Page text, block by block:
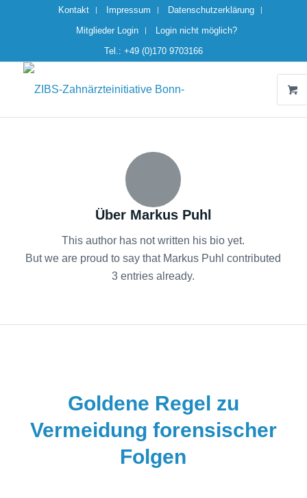
Kontakt Impressum
Datenschutzerklärung
Mitglieder Login
Login nicht möglich?
Tel.: +49 (0)170 9703166
Über Markus Puhl
This author has not written his bio yet.
But we are proud to say that Markus Puhl contributed
3 entries already.
Goldene Regel zu
Vermeidung forensischer
Folgen